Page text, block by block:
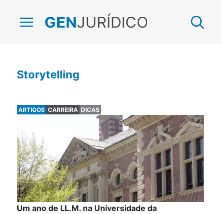
GENJURÍDICO
Storytelling
ARTIGOS CARREIRA DICAS
Um ano de LL.M. na Universidade da